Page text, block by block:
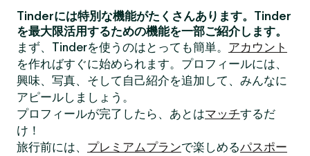
Tinderには特別な機能がたくさんあります。Tinder
を最大限活用するための機能を一部ご紹介します。
まず、Tinderを使うのはとっても簡単。 アカウント
を作ればすぐに始められます。プロフィールには、
興味、写真、そして自己紹介を追加して、みんなに
アピールしましょう。
プロフィールが完了したら、あとはマッチするだ
け！
旅行前には、 プレミアムプランで楽しめるパスポー